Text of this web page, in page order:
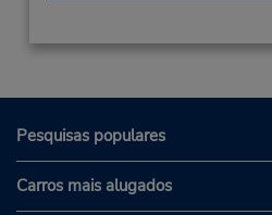
Pesquisas populares
Carros mais alugados